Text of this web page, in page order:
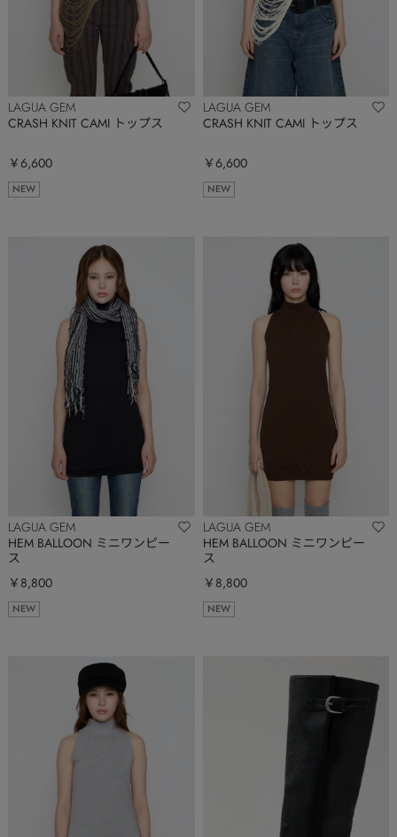
LAGUA GEM
CRASH KNIT CAMI トップス
￥6,600
NEW
LAGUA GEM
CRASH KNIT CAMI トップス
￥6,600
NEW
LAGUA GEM
HEM BALLOON ミニワンピー
ス
￥8,800
NEW
LAGUA GEM
HEM BALLOON ミニワンピー
ス
￥8,800
NEW